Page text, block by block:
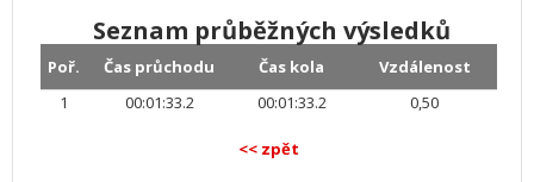
Seznam průběžných výsledků
Poř. Čas průchodu Čas kola
Vzdálenost
1
00:01:33.2 00:01:33.2 0,50
<< zpět